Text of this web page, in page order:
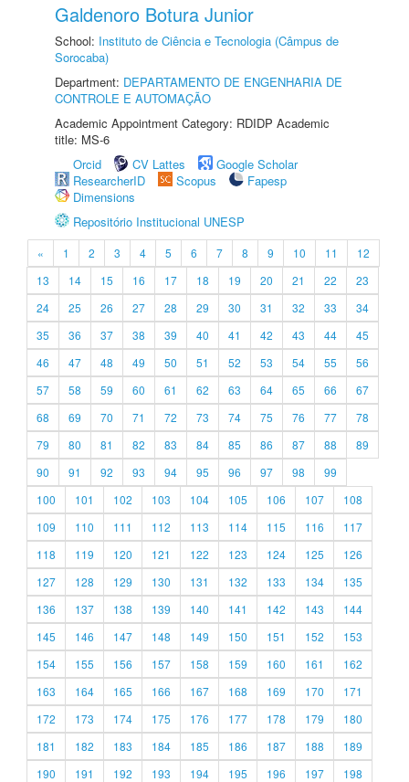
Galdenoro Botura Junior
School: Instituto de Ciência e Tecnologia (Câmpus de
Sorocaba)
Department: DEPARTAMENTO DE ENGENHARIA DE
CONTROLE E AUTOMAÇÃO
Academic Appointment Category: RDIDP Academic
title: MS-6
Orcid
CV Lattes
Google Scholar
ResearcherID
Scopus
Fapesp
Dimensions
Repositório Institucional UNESP
« 1 2 3 4 5 6 7 8 9 10 11
12
13
14 15 16 17 18 19 20 21 22
23
24
25 26 27 28 29 30 31 32 33
34
35
36 37 38 39 40 41 42 43 44
45
46
47 48 49 50 51 52 53 54 55
56
57
58 59 60 61 62 63 64 65 66
67
68
69 70 71 72 73 74 75 76 77
78
79
80 81 82 83 84 85 86 87 88
89
90
91 92 93 94 95 96 97 98
99
100
101 102 103 104 105 106 107
108
109
110 111 112 113 114 115 116
117
118
119 120 121 122 123 124 125
126
127
128 129 130 131 132 133 134
135
136
137 138 139 140 141 142 143
144
145
146 147 148 149 150 151 152
153
154
155 156 157 158 159 160 161
162
163
164 165 166 167 168 169 170
171
172
173 174 175 176 177 178 179
180
181
182 183 184 185 186 187 188
189
190
191 192 193 194 195 196 197
198